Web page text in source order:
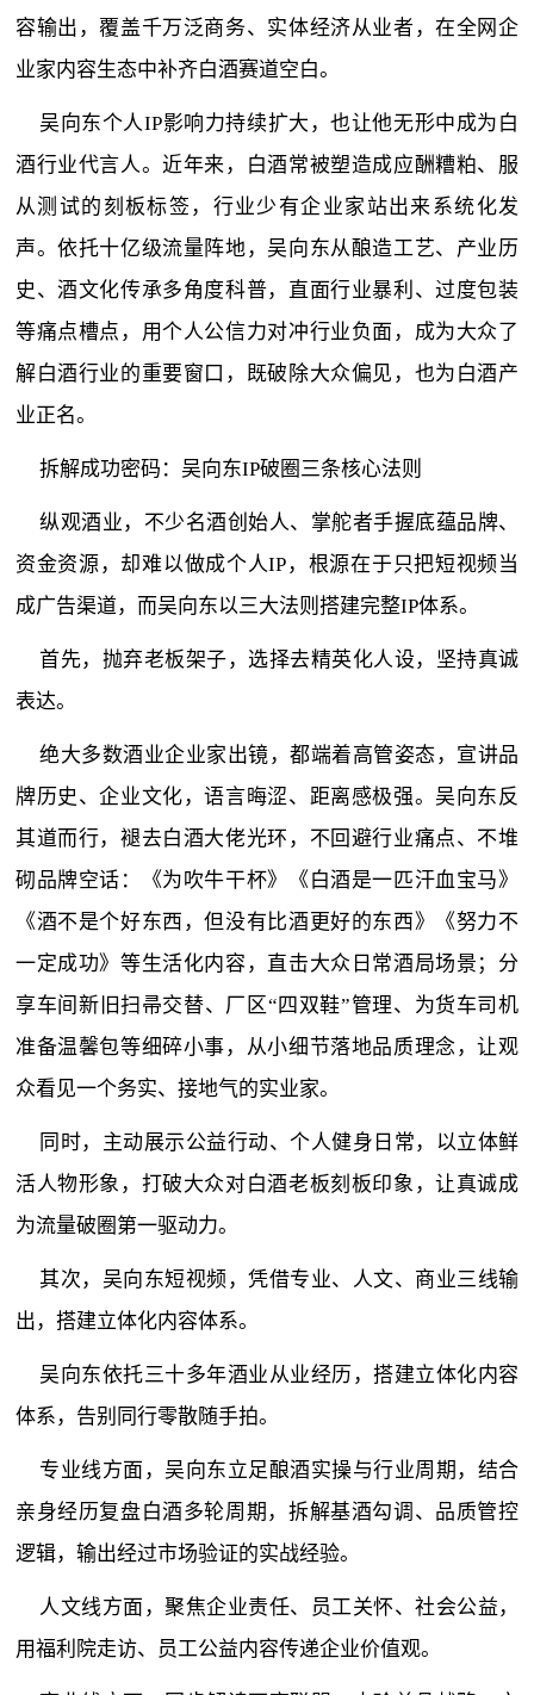
容输出，覆盖千万泛商务、实体经济从业者，在全网企
业家内容生态中补齐白酒赛道空白。
吴向东个人IP影响力持续扩大，也让他无形中成为白
酒行业代言人。近年来，白酒常被塑造成应酬糟粕、服
从测试的刻板标签，行业少有企业家站出来系统化发
声。依托十亿级流量阵地，吴向东从酿造工艺、产业历
史、酒文化传承多角度科普，直面行业暴利、过度包装
等痛点槽点，用个人公信力对冲行业负面，成为大众了
解白酒行业的重要窗口，既破除大众偏见，也为白酒产
业正名。
拆解成功密码：吴向东IP破圈三条核心法则
纵观酒业，不少名酒创始人、掌舵者手握底蕴品牌、
资金资源，却难以做成个人IP，根源在于只把短视频当
成广告渠道，而吴向东以三大法则搭建完整IP体系。
首先，抛弃老板架子，选择去精英化人设，坚持真诚
表达。
绝大多数酒业企业家出镜，都端着高管姿态，宣讲品
牌历史、企业文化，语言晦涩、距离感极强。吴向东反
其道而行，褪去白酒大佬光环，不回避行业痛点、不堆
砌品牌空话：《为吹牛干杯》《白酒是一匹汗血宝马》
《酒不是个好东西，但没有比酒更好的东西》《努力不
一定成功》等生活化内容，直击大众日常酒局场景；分
享车间新旧扫帚交替、厂区“四双鞋”管理、为货车司机
准备温馨包等细碎小事，从小细节落地品质理念，让观
众看见一个务实、接地气的实业家。
同时，主动展示公益行动、个人健身日常，以立体鲜
活人物形象，打破大众对白酒老板刻板印象，让真诚成
为流量破圈第一驱动力。
其次，吴向东短视频，凭借专业、人文、商业三线输
出，搭建立体化内容体系。
吴向东依托三十多年酒业从业经历，搭建立体化内容
体系，告别同行零散随手拍。
专业线方面，吴向东立足酿酒实操与行业周期，结合
亲身经历复盘白酒多轮周期，拆解基酒勾调、品质管控
逻辑，输出经过市场验证的实战经验。
人文线方面，聚焦企业责任、员工关怀、社会公益，
用福利院走访、员工公益内容传递企业价值观。